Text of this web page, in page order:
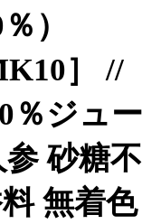
）
］ //
％ジュー
砂糖不
無着色